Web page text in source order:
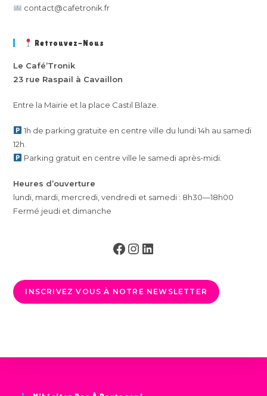
contact@cafetronik.fr
Retrouvez-Nous
Le Café’Tronik
23 rue Raspail à Cavaillon
Entre la Mairie et la place Castil Blaze.
1h de parking gratuite en centre ville du lundi 14h au samedi
12h.
Parking gratuit en centre ville le samedi après-midi.
Heures d’ouverture
lundi, mardi, mercredi, vendredi et samedi : 8h30—18h00
Fermé jeudi et dimanche
Facebook
Instagram
LinkedIn
INSCRIVEZ VOUS À NOTRE NEWSLETTER